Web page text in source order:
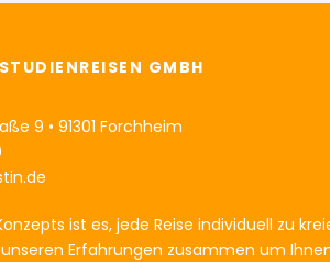
GMBH
9 • 91301 Forchheim
ist es, jede Reise individuell zu
Erfahrungen zusammen um